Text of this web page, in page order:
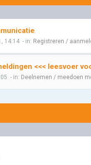
14:14 - in: Registreren /
<<< leesvoer
- in: Deelnemen / meedoen